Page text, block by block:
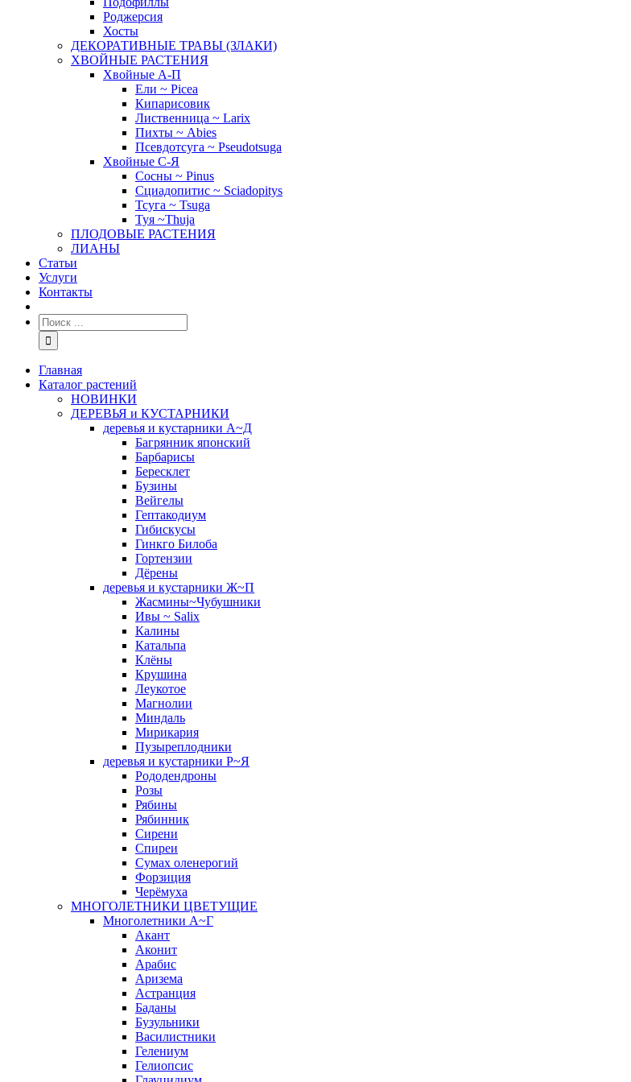
Роджерсия
Хосты
ДЕКОРАТИВНЫЕ ТРАВЫ (ЗЛАКИ)
ХВОЙНЫЕ РАСТЕНИЯ
Хвойные А-П
Ели ~ Picea
Кипарисовик
Лиственница ~ Larix
Пихты ~ Abies
Псевдотсуга ~ Pseudotsuga
Хвойные С-Я
Сосны ~ Pinus
Сциадопитис ~ Sciadopitys
Тсуга ~ Tsuga
Туя ~Thuja
ПЛОДОВЫЕ РАСТЕНИЯ
ЛИАНЫ
Статьи
Услуги
Контакты
Главная
Каталог растений
НОВИНКИ
ДЕРЕВЬЯ и КУСТАРНИКИ
деревья и кустарники А~Д
Багрянник японский
Барбарисы
Бересклет
Бузины
Вейгелы
Гептакодиум
Гибискусы
Гинкго Билоба
Гортензии
Дёрены
деревья и кустарники Ж~П
Жасмины~Чубушники
Ивы ~ Salix
Калины
Катальпа
Клёны
Крушина
Леукотое
Магнолии
Миндаль
Мирикария
Пузыреплодники
деревья и кустарники Р~Я
Рододендроны
Розы
Рябины
Рябинник
Сирени
Спиреи
Сумах оленерогий
Форзиция
Черёмуха
МНОГОЛЕТНИКИ ЦВЕТУЩИЕ
Многолетники А~Г
Акант
Аконит
Арабис
Аризема
Астранция
Баданы
Бузульники
Василистники
Гелениум
Гелиопсис